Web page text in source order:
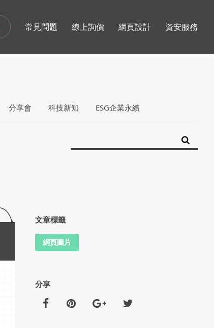
分享會 科技新知 ESG企業永續
文章標籤
網頁圖片
分享